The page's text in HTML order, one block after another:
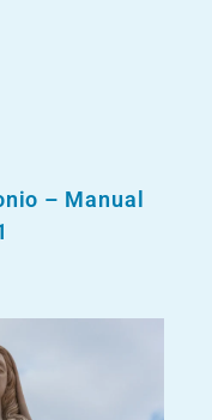
– Manual